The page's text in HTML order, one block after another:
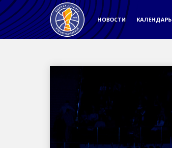
НОВОСТИ КАЛЕНДАРЬ